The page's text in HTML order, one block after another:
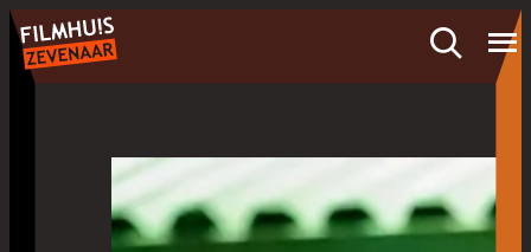
- Home pagina